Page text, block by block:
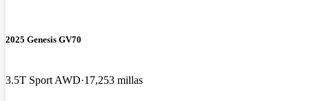
2025 Genesis GV70
3.5T Sport AWD 17,253 millas